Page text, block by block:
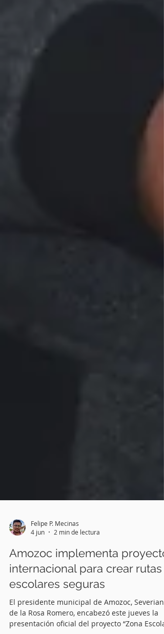
4 jun
2 min de lectura
Amozoc implementa proyecto
internacional para crear rutas
escolares seguras
El presidente municipal de Amozoc, Severiano